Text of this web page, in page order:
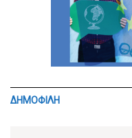
ΔΗΜΟΦΙΛΗ